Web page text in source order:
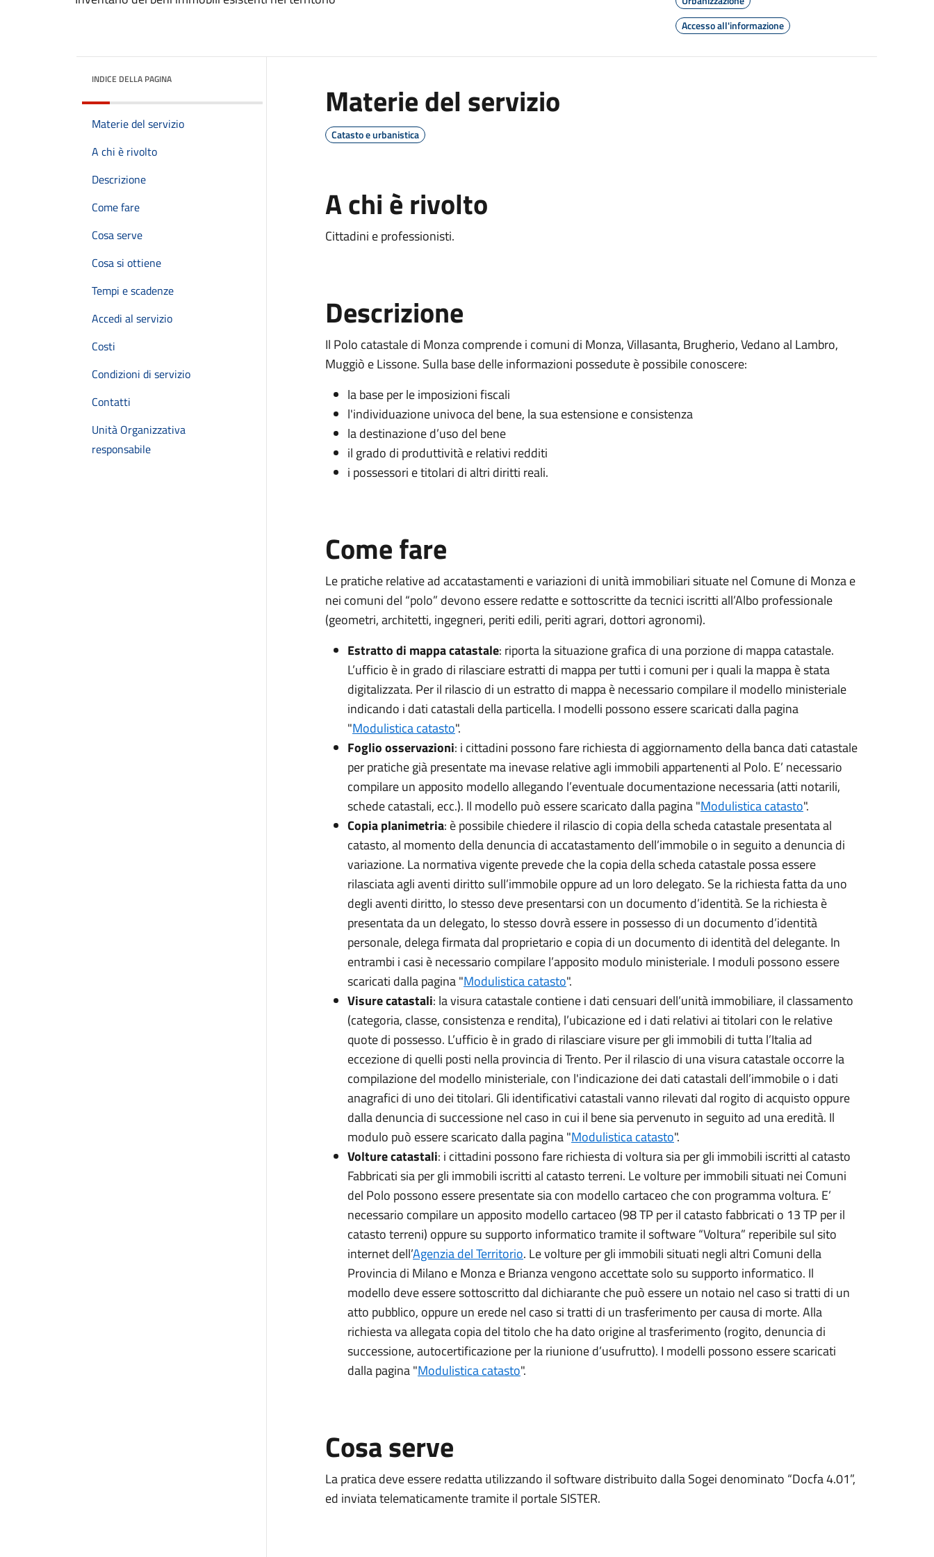
Accesso all'informazione
INDICE DELLA PAGINA
Materie del servizio
A chi è rivolto
Descrizione
Come fare
Cosa serve
Cosa si ottiene
Tempi e scadenze
Accedi al servizio
Costi
Condizioni di servizio
Contatti
Unità Organizzativa
responsabile
Materie del servizio
Catasto e urbanistica
A chi è rivolto
Cittadini e professionisti.
Descrizione
Il Polo catastale di Monza comprende i comuni di Monza, Villasanta, Brugherio, Vedano al Lambro,
Muggiò e Lissone. Sulla base delle informazioni possedute è possibile conoscere:
la base per le imposizioni fiscali
l'individuazione univoca del bene, la sua estensione e consistenza
la destinazione d’uso del bene
il grado di produttività e relativi redditi
i possessori e titolari di altri diritti reali.
Come fare
Le pratiche relative ad accatastamenti e variazioni di unità immobiliari situate nel Comune di Monza e
nei comuni del “polo” devono essere redatte e sottoscritte da tecnici iscritti all’Albo professionale
(geometri, architetti, ingegneri, periti edili, periti agrari, dottori agronomi).
Estratto di mappa catastale: riporta la situazione grafica di una porzione di mappa catastale.
L’ufficio è in grado di rilasciare estratti di mappa per tutti i comuni per i quali la mappa è stata
digitalizzata. Per il rilascio di un estratto di mappa è necessario compilare il modello ministeriale
indicando i dati catastali della particella. I modelli possono essere scaricati dalla pagina
"Modulistica catasto".
Foglio osservazioni: i cittadini possono fare richiesta di aggiornamento della banca dati catastale
per pratiche già presentate ma inevase relative agli immobili appartenenti al Polo. E’ necessario
compilare un apposito modello allegando l’eventuale documentazione necessaria (atti notarili,
schede catastali, ecc.). Il modello può essere scaricato dalla pagina "Modulistica catasto".
Copia planimetria: è possibile chiedere il rilascio di copia della scheda catastale presentata al
catasto, al momento della denuncia di accatastamento dell’immobile o in seguito a denuncia di
variazione. La normativa vigente prevede che la copia della scheda catastale possa essere
rilasciata agli aventi diritto sull’immobile oppure ad un loro delegato. Se la richiesta fatta da uno
degli aventi diritto, lo stesso deve presentarsi con un documento d’identità. Se la richiesta è
presentata da un delegato, lo stesso dovrà essere in possesso di un documento d’identità
personale, delega firmata dal proprietario e copia di un documento di identità del delegante. In
entrambi i casi è necessario compilare l’apposito modulo ministeriale. I moduli possono essere
scaricati dalla pagina "Modulistica catasto".
Visure catastali: la visura catastale contiene i dati censuari dell’unità immobiliare, il classamento
(categoria, classe, consistenza e rendita), l’ubicazione ed i dati relativi ai titolari con le relative
quote di possesso. L’ufficio è in grado di rilasciare visure per gli immobili di tutta l’Italia ad
eccezione di quelli posti nella provincia di Trento. Per il rilascio di una visura catastale occorre la
compilazione del modello ministeriale, con l'indicazione dei dati catastali dell’immobile o i dati
anagrafici di uno dei titolari. Gli identificativi catastali vanno rilevati dal rogito di acquisto oppure
dalla denuncia di successione nel caso in cui il bene sia pervenuto in seguito ad una eredità. Il
modulo può essere scaricato dalla pagina "Modulistica catasto".
Volture catastali: i cittadini possono fare richiesta di voltura sia per gli immobili iscritti al catasto
Fabbricati sia per gli immobili iscritti al catasto terreni. Le volture per immobili situati nei Comuni
del Polo possono essere presentate sia con modello cartaceo che con programma voltura. E’
necessario compilare un apposito modello cartaceo (98 TP per il catasto fabbricati o 13 TP per il
catasto terreni) oppure su supporto informatico tramite il software “Voltura” reperibile sul sito
internet dell’Agenzia del Territorio. Le volture per gli immobili situati negli altri Comuni della
Provincia di Milano e Monza e Brianza vengono accettate solo su supporto informatico. Il
modello deve essere sottoscritto dal dichiarante che può essere un notaio nel caso si tratti di un
atto pubblico, oppure un erede nel caso si tratti di un trasferimento per causa di morte. Alla
richiesta va allegata copia del titolo che ha dato origine al trasferimento (rogito, denuncia di
successione, autocertificazione per la riunione d’usufrutto). I modelli possono essere scaricati
dalla pagina "Modulistica catasto".
Cosa serve
La pratica deve essere redatta utilizzando il software distribuito dalla Sogei denominato “Docfa 4.01”,
ed inviata telematicamente tramite il portale SISTER.